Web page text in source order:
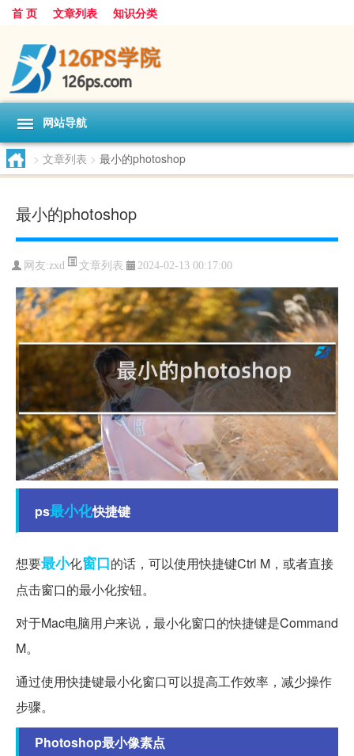
首 页 文章列表 知识分类
网站导航
> 文章列表 > 最小的photoshop
最小的photoshop
网友:zxd 文章列表 2024-02-13 00:17:00
ps最小化快捷键
想要最小化窗口的话，可以使用快捷键Ctrl M，或者直接
点击窗口的最小化按钮。
对于Mac电脑用户来说，最小化窗口的快捷键是Command
M。
通过使用快捷键最小化窗口可以提高工作效率，减少操作
步骤。
Photoshop最小像素点